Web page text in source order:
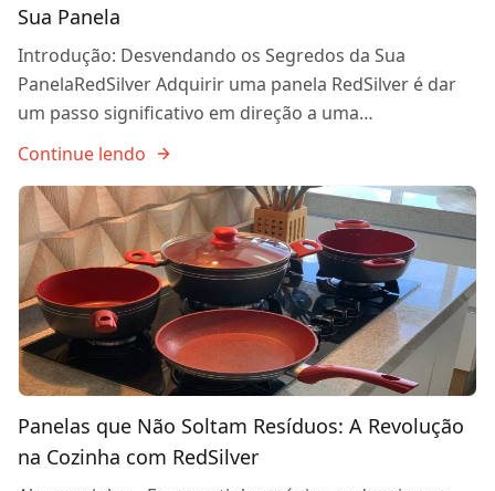
Sua Panela
Introdução: Desvendando os Segredos da Sua
PanelaRedSilver Adquirir uma panela RedSilver é dar
um passo significativo em direção a uma…
Continue lendo
Panelas que Não Soltam Resíduos: A Revolução
na Cozinha com RedSilver